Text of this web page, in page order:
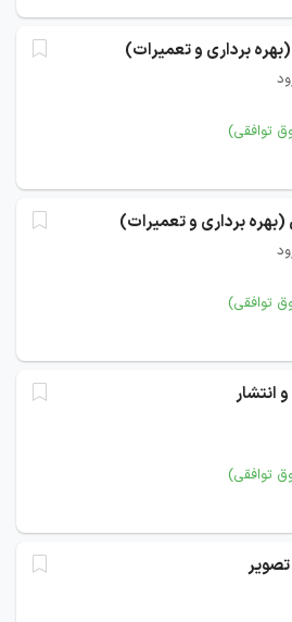
برداری و تعمیرات)
توافقی)
برداری و تعمیرات)
توافقی)
انتشار
توافقی)